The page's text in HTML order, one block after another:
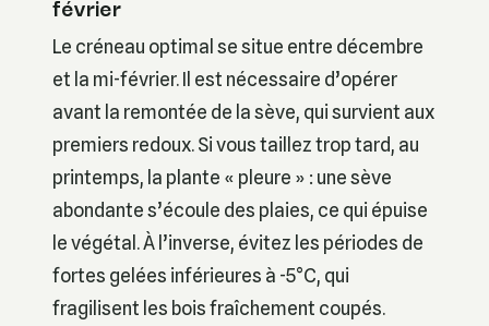
février
Le créneau optimal se situe entre décembre
et la mi-février. Il est nécessaire d’opérer
avant la remontée de la sève, qui survient aux
premiers redoux. Si vous taillez trop tard, au
printemps, la plante « pleure » : une sève
abondante s’écoule des plaies, ce qui épuise
le végétal. À l’inverse, évitez les périodes de
fortes gelées inférieures à -5°C, qui
fragilisent les bois fraîchement coupés.